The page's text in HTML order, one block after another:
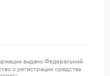
выдано Федеральной
о регистрации средства